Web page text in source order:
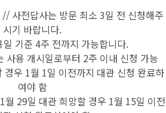
사전답사는 방문 최소 3일 전 신청해주
시기 바랍니다.
일 기준 4주 전까지 가능합니다.
용 개시일로부터 2주 이내 신청 가능
우 1월 1일 이전까지 대관 신청 완료하
여야 함
월 29일 대관 희망할 경우 1월 15일 이전